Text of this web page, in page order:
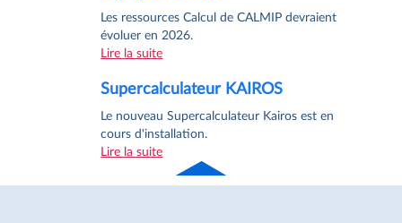
Les ressources Calcul de CALMIP devraient
évoluer en 2026.
Lire la suite
Supercalculateur KAIROS
Le nouveau Supercalculateur Kairos est en
cours d'installation.
Lire la suite
de page